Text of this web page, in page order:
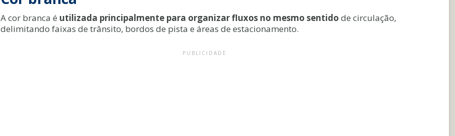
A cor branca é utilizada principalmente para organizar fluxos no mesmo sentido de circulação,
delimitando faixas de trânsito, bordos de pista e áreas de estacionamento.
PUBLICIDADE